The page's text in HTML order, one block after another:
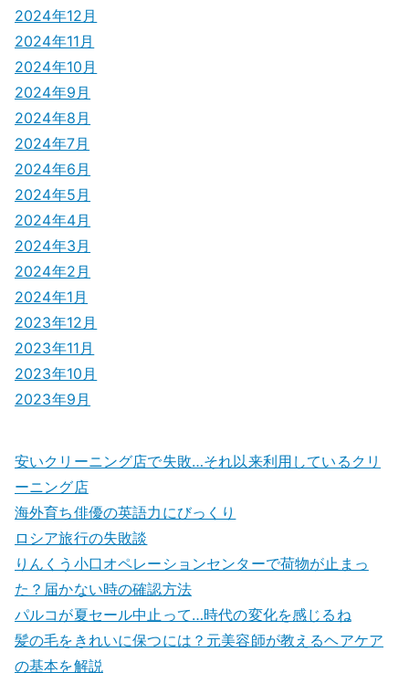
2024年12月
2024年11月
2024年10月
2024年9月
2024年8月
2024年7月
2024年6月
2024年5月
2024年4月
2024年3月
2024年2月
2024年1月
2023年12月
2023年11月
2023年10月
2023年9月
安いクリーニング店で失敗…それ以来利用しているクリ
ーニング店
海外育ち俳優の英語力にびっくり
ロシア旅行の失敗談
りんくう小口オペレーションセンターで荷物が止まっ
た？届かない時の確認方法
パルコが夏セール中止って…時代の変化を感じるね
髪の毛をきれいに保つには？元美容師が教えるヘアケア
の基本を解説